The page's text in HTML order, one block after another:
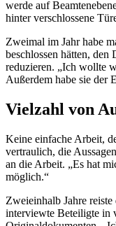
werde auf
hinter verschlossene
Zweimal im Jahr habe
beschlossen hätten,
reduzieren. „Ich wollte
Außerdem habe sie der
Vielzahl von
Keine einfache Arbeit,
vertraulich, die
an die Arbeit. „Es hat
möglich.“
Zweieinhalb Jahre
interviewte Beteiligte in